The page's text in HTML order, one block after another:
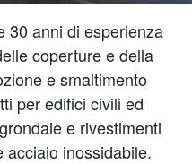
30 anni di esperienza
coperture e della
e smaltimento
per edifici civili ed
e rivestimenti
acciaio inossidabile.